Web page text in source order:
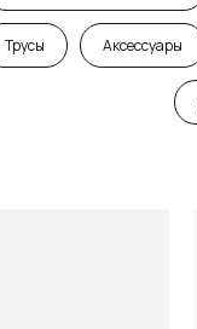
Трусы Аксессуары